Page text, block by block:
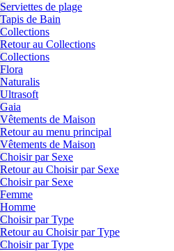
Serviettes de plage
Tapis de Bain
Collections
Retour au Collections
Collections
Flora
Naturalis
Ultrasoft
Gaia
Vêtements de Maison
Retour au menu principal
Vêtements de Maison
Choisir par Sexe
Retour au Choisir par Sexe
Choisir par Sexe
Femme
Homme
Choisir par Type
Retour au Choisir par Type
Choisir par Type